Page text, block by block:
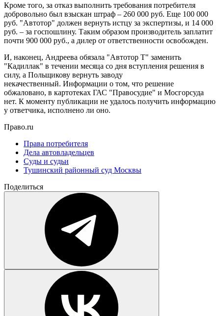
Кроме того, за отказ выполнить требования потребителя
добровольно был взыскан штраф – 260 000 руб. Еще 100 000
руб. "Автотор" должен вернуть истцу за экспертизы, и 14 000
руб. – за госпошлину. Таким образом производитель заплатит
почти 900 000 руб., а дилер от ответственности освобожден.
И, наконец, Андреева обязала "Автотор Т" заменить
"Кадиллак" в течении месяца со дня вступления решения в
силу, а Польщикову вернуть заводу
некачественный. Информации о том, что решение
обжаловано, в картотеках ГАС "Правосудие" и Мосгорсуда
нет. К моменту публикации не удалось получить информацию
у ответчика, исполнено ли оно.
Право.ru
Права потребителя
Дела автовладельцев
Суды и судьи
Тушинский районный суд Москвы
Поделиться